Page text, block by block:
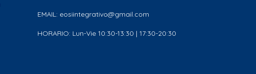
EMAIL: eosiintegrativo@gmail.com
HORARIO: Lun-Vie 10:30-13:30 | 17:30-20:30